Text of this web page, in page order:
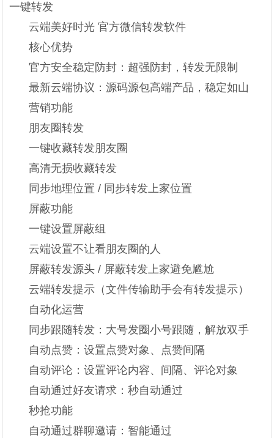
一键转发
云端美好时光 官方微信转发软件
核心优势
官方安全稳定防封：超强防封，转发无限制
最新云端协议：源码源包高端产品，稳定如山
营销功能
朋友圈转发
一键收藏转发朋友圈
高清无损收藏转发
同步地理位置 / 同步转发上家位置
屏蔽功能
一键设置屏蔽组
云端设置不让看朋友圈的人
屏蔽转发源头 / 屏蔽转发上家避免尴尬
云端转发提示（文件传输助手会有转发提示）
自动化运营
同步跟随转发：大号发圈小号跟随，解放双手
自动点赞：设置点赞对象、点赞间隔
自动评论：设置评论内容、间隔、评论对象
自动通过好友请求：秒自动通过
秒抢功能
自动通过群聊邀请：智能通过